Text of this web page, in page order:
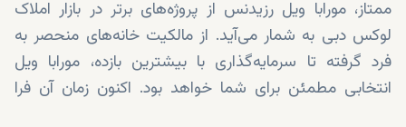
ممتاز، مورابا ویل رزیدنس از پروژه‌های برتر در بازار املاک
لوکس دبی به شمار می‌آید. از مالکیت خانه‌های منحصر به
فرد گرفته تا سرمایه‌گذاری با بیشترین بازده، مورابا ویل
انتخابی مطمئن برای شما خواهد بود. اکنون زمان آن فرا